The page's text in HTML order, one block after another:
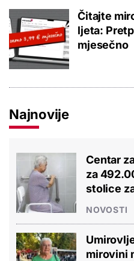
Čitajte
ljeta:
mjesečno
Najnovije
Centar
za
stolice
NOVOSTI
mirovini